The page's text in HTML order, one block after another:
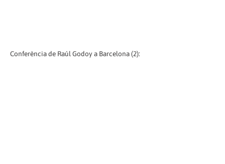
Conferència de Raúl Godoy a Barcelona (2):